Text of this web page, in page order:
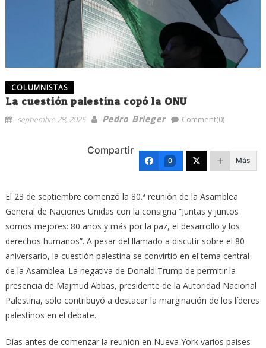
COLUMNISTAS
La cuestión palestina copó la ONU
septiembre 28, 2025 Pedro Brieger Comment(0)
Compartir
0 Más
El 23 de septiembre comenzó la 80.ª reunión de la Asamblea
General de Naciones Unidas con la consigna “Juntas y juntos
somos mejores: 80 años y más por la paz, el desarrollo y los
derechos humanos”. A pesar del llamado a discutir sobre el 80
aniversario, la cuestión palestina se convirtió en el tema central
de la Asamblea. La negativa de Donald Trump de permitir la
presencia de Majmud Abbas, presidente de la Autoridad Nacional
Palestina, solo contribuyó a destacar la marginación de los líderes
palestinos en el debate.
Días antes de comenzar la reunión en Nueva York varios países